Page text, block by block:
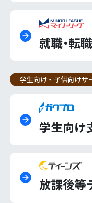
就職・転
学生向け・子供向けサ
学生向け
放課後等